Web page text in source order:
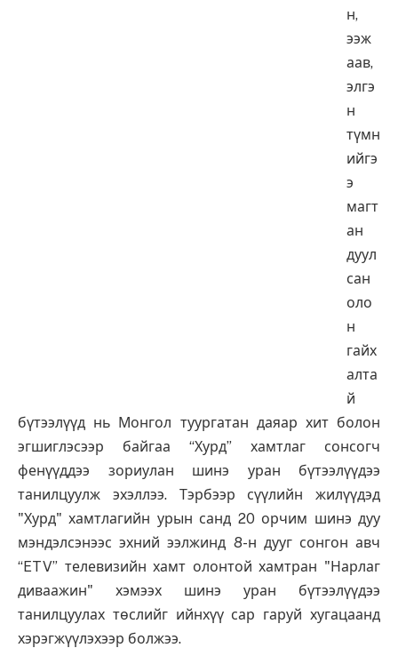
н,
ээж
аав,
элгэ
н
түмн
ийгэ
э
магт
ан
дуул
сан
оло
н
гайх
алта
й
бүтээлүүд нь Монгол туургатан даяар хит болон
эгшиглэсээр байгаа “Хурд” хамтлаг сонсогч
фенүүддээ зориулан шинэ уран бүтээлүүдээ
танилцуулж эхэллээ. Тэрбээр сүүлийн жилүүдэд
"Хурд" хамтлагийн урын санд 20 орчим шинэ дуу
мэндэлсэнээс эхний ээлжинд 8-н дууг сонгон авч
“ETV” телевизийн хамт олонтой хамтран "Нарлаг
диваажин" хэмээх шинэ уран бүтээлүүдээ
танилцуулах төслийг ийнхүү сар гаруй хугацаанд
хэрэгжүүлэхээр болжээ.